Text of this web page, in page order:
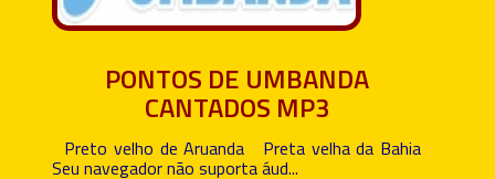
PONTOS DE UMBANDA
CANTADOS MP3
Preto velho de Aruanda Preta velha da Bahia
Seu navegador não suporta áud...